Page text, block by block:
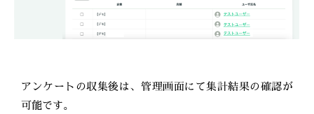
アンケートの収集後は、管理画面にて集計結果の確認が
可能です。